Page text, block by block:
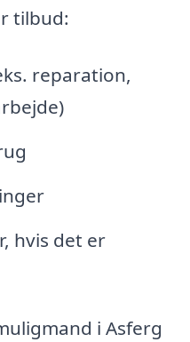
tilbud:
reparation,
hvis det er
i Asferg